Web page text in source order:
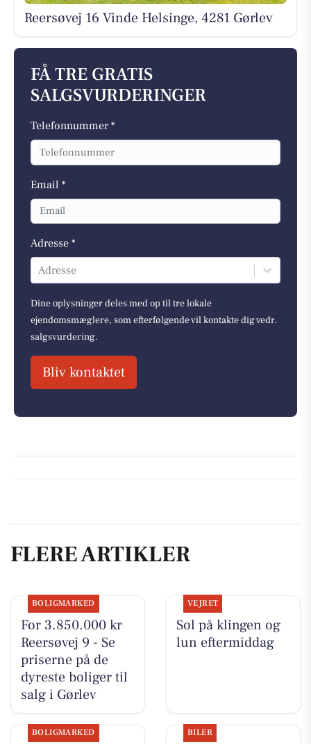
Reersøvej 16 Vinde Helsinge, 4281 Gørlev
FÅ TRE GRATIS
SALGSVURDERINGER
Telefonnummer *
Email *
Adresse *
Adresse
Dine oplysninger deles med op til tre lokale
ejendomsmæglere, som efterfølgende vil kontakte dig vedr.
salgsvurdering.
Bliv kontaktet
FLERE ARTIKLER
BOLIGMARKED
For 3.850.000 kr
Reersøvej 9 - Se
priserne på de
dyreste boliger til
salg i Gørlev
VEJRET
Sol på klingen og
lun eftermiddag
BOLIGMARKED BILER